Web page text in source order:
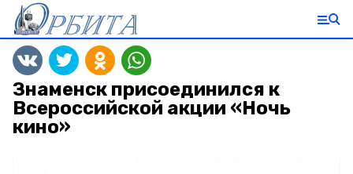
Знаменск присоединился к
Всероссийской акции «Ночь
кино»